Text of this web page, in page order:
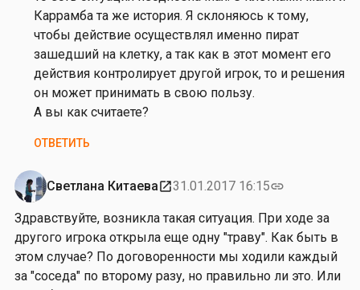
М
и
ш
е
н
и
а
Каррамба та же история. Я склоняюсь к тому,
чтобы действие осуществлял именно пират
зашедший на клетку, а так как в этот момент его
действия контролирует другой игрок, то и решения
он может принимать в свою пользу.
А вы как считаете?
ОТВЕТИТЬ
Светлана Китаеваopen_in_new31.01.2017 16:15link
Здравствуйте, возникла такая ситуация. При ходе за
другого игрока открыла еще одну "траву". Как быть в
этом случае? По договоренности мы ходили каждый
за "соседа" по второму разу, но правильно ли это. Или